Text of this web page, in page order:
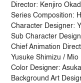
Director: Kenjiro
Series Composition:
Character Designer:
Sub Character
Chief Animation
Yusuke Shimizu / Mio
Color Designer:
Background Art